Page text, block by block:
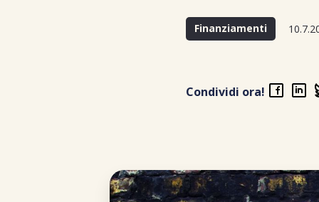
Finanziamenti
Condividi ora!